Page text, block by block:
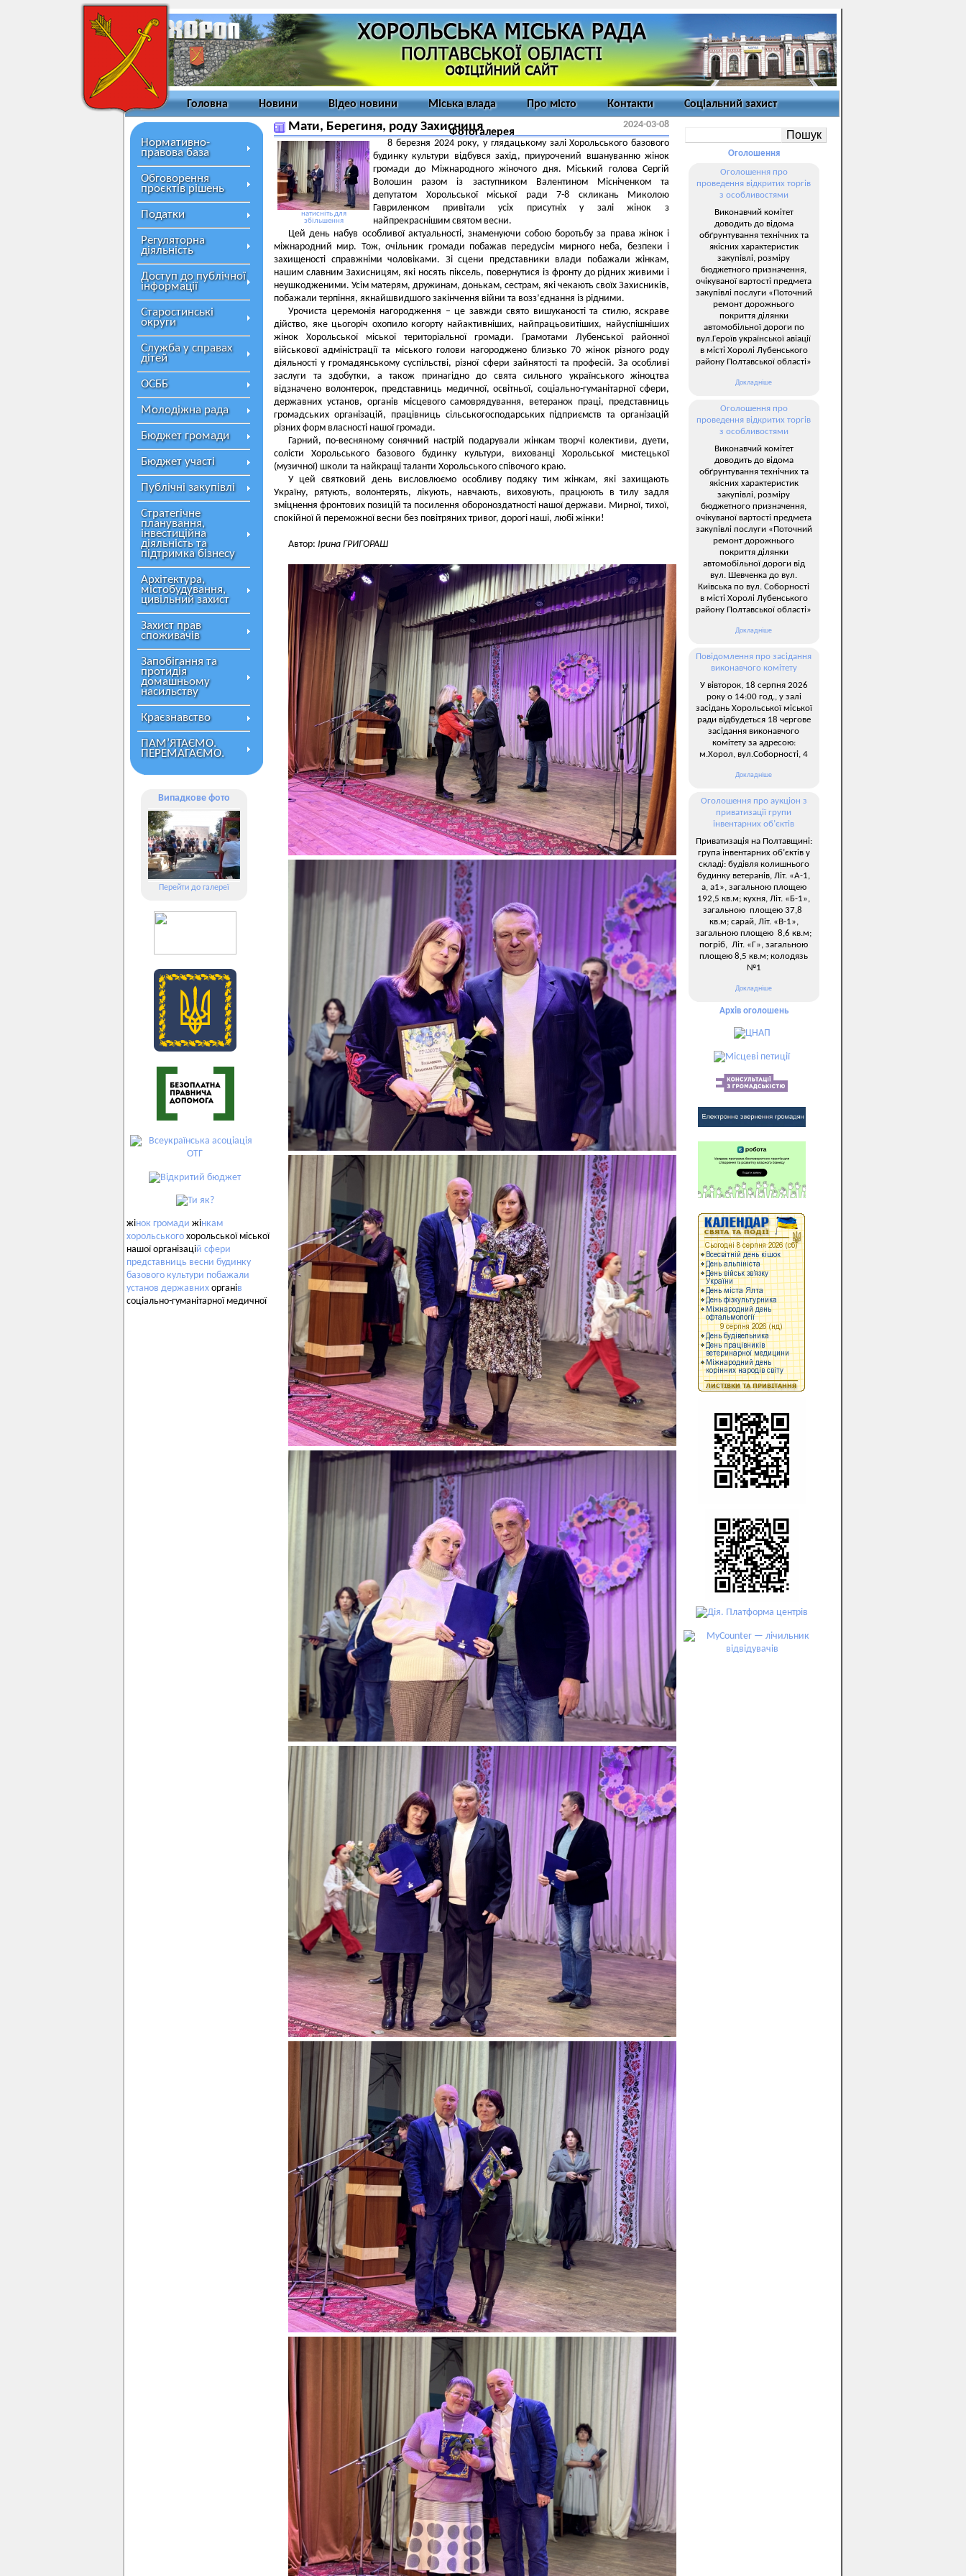
Головна Новини Відео новини Міська влада Про місто Контакти Соціальний захист
Фотогалерея
Нормативно-
правова база
Обговорення
проєктів рішень
Податки
Регуляторна
діяльність
Доступ до публічної
інформації
Старостинські
округи
Служба у справах
дітей
ОСББ
Молодіжна рада
Бюджет громади
Бюджет участі
Публічні закупівлі
Стратегічне
планування,
інвестиційна
діяльність та
підтримка бізнесу
Архітектура,
містобудування,
цивільний захист
Захист прав
споживачів
Запобігання та
протидія
домашньому
насильству
Краєзнавство
ПАМ’ЯТАЄМО.
ПЕРЕМАГАЄМО.
Випадкове фото
Перейти до галереї
жінок громади жінкам
хорольського хорольської міської
нашої організацій сфери
представниць весни будинку
базового культури побажали
установ державних органів
соціально-гуманітарної медичної
Мати, Берегиня, роду Захисниця 2024-03-08
натисніть для
збільшення
8 березня 2024 року, у глядацькому залі Хорольського базового
будинку культури відбувся захід, приурочений вшануванню жінок
громади до Міжнародного жіночого дня. Міський голова Сергій
Волошин разом із заступником Валентином Місніченком та
депутатом Хорольської міської ради 7-8 скликань Миколою
Гавриленком привітали усіх присутніх у залі жінок з
найпрекраснішим святом весни.
Цей день набув особливої актуальності, знаменуючи собою боротьбу за права жінок і
міжнародний мир. Тож, очільник громади побажав передусім мирного неба, безпеки і
захищеності справжніми чоловіками. Зі сцени представники влади побажали жінкам,
нашим славним Захисницям, які носять піксель, повернутися із фронту до рідних живими і
неушкодженими. Усім матерям, дружинам, донькам, сестрам, які чекають своїх Захисників,
побажали терпіння, якнайшвидшого закінчення війни та возз’єднання із рідними.
Урочиста церемонія нагородження – це завжди свято вишуканості та стилю, яскраве
дійство, яке цьогоріч охопило когорту найактивніших, найпрацьовитіших, найуспішніших
жінок Хорольської міської територіальної громади. Грамотами Лубенської районної
військової адміністрації та міського голови нагороджено близько 70 жінок різного роду
діяльності у громадянському суспільстві, різної сфери зайнятості та професій. За особливі
заслуги та здобутки, а також принагідно до свята сильного українського жіноцтва
відзначено волонтерок, представниць медичної, освітньої, соціально-гуманітарної сфери,
державних установ, органів місцевого самоврядування, ветеранок праці, представниць
громадських організацій, працівниць сільськогосподарських підприємств та організацій
різних форм власності нашої громади.
Гарний, по-весняному сонячний настрій подарували жінкам творчі колективи, дуети,
солісти Хорольського базового будинку культури, вихованці Хорольської мистецької
(музичної) школи та найкращі таланти Хорольського співочого краю.
У цей святковий день висловлюємо особливу подяку тим жінкам, які захищають
Україну, рятують, волонтерять, лікують, навчають, виховують, працюють в тилу задля
зміцнення фронтових позицій та посилення обороноздатності нашої держави. Мирної, тихої,
спокійної й переможної весни без повітряних тривог, дорогі наші, любі жінки!
Автор: Ірина ГРИГОРАШ
Оголошення
Оголошення про
проведення відкритих торгів
з особливостями
Виконавчий комітет
доводить до відома
обґрунтування технічних та
якісних характеристик
закупівлі, розміру
бюджетного призначення,
очікуваної вартості предмета
закупівлі послуги «Поточний
ремонт дорожнього
покриття ділянки
автомобільної дороги по
вул.Героїв української авіації
в місті Хоролі Лубенського
району Полтавської області»
Докладніше
Оголошення про
проведення відкритих торгів
з особливостями
Виконавчий комітет
доводить до відома
обґрунтування технічних та
якісних характеристик
закупівлі, розміру
бюджетного призначення,
очікуваної вартості предмета
закупівлі послуги «Поточний
ремонт дорожнього
покриття ділянки
автомобільної дороги від
вул. Шевченка до вул.
Київська по вул. Соборності
в місті Хоролі Лубенського
району Полтавської області»
Докладніше
Повідомлення про засідання
виконавчого комітету
У вівторок, 18 серпня 2026
року о 14:00 год., у залі
засідань Хорольської міської
ради відбудеться 18 чергове
засідання виконавчого
комітету за адресою:
м.Хорол, вул.Соборності, 4
Докладніше
Оголошення про аукціон з
приватизації групи
інвентарних об’єктів
Приватизація на Полтавщині:
група інвентарних об’єктів у
складі: будівля колишнього
будинку ветеранів, Літ. «А-1,
а, а1», загальною площею
192,5 кв.м; кухня, Літ. «Б-1»,
загальною площею 37,8
кв.м; сарай, Літ. «В-1»,
загальною площею 8,6 кв.м;
погріб, Літ. «Г», загальною
площею 8,5 кв.м; колодязь
№1
Докладніше
Архів оголошень